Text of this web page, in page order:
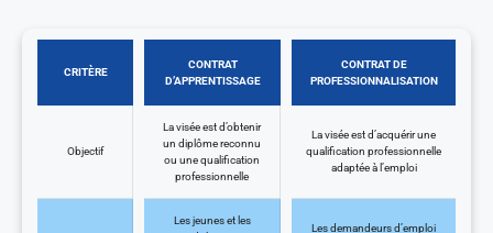
CRITÈRE
CONTRAT
D’APPRENTISSAGE
CONTRAT DE
PROFESSIONNALISATION
Objectif
La visée est d’obtenir
un diplôme reconnu
ou une qualification
professionnelle
La visée est d’acquérir une
qualification professionnelle
adaptée à l’emploi
Les jeunes et les
Les demandeurs d’emploi